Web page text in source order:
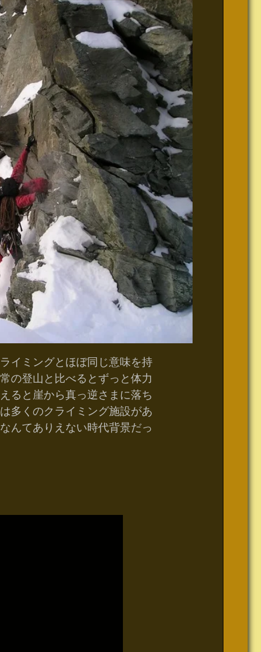
イミングとほぼ同じ意味を持
の登山と比べるとずっと体力
ると崖から真っ逆さまに落ち
多くのクライミング施設があ
んてありえない時代背景だっ